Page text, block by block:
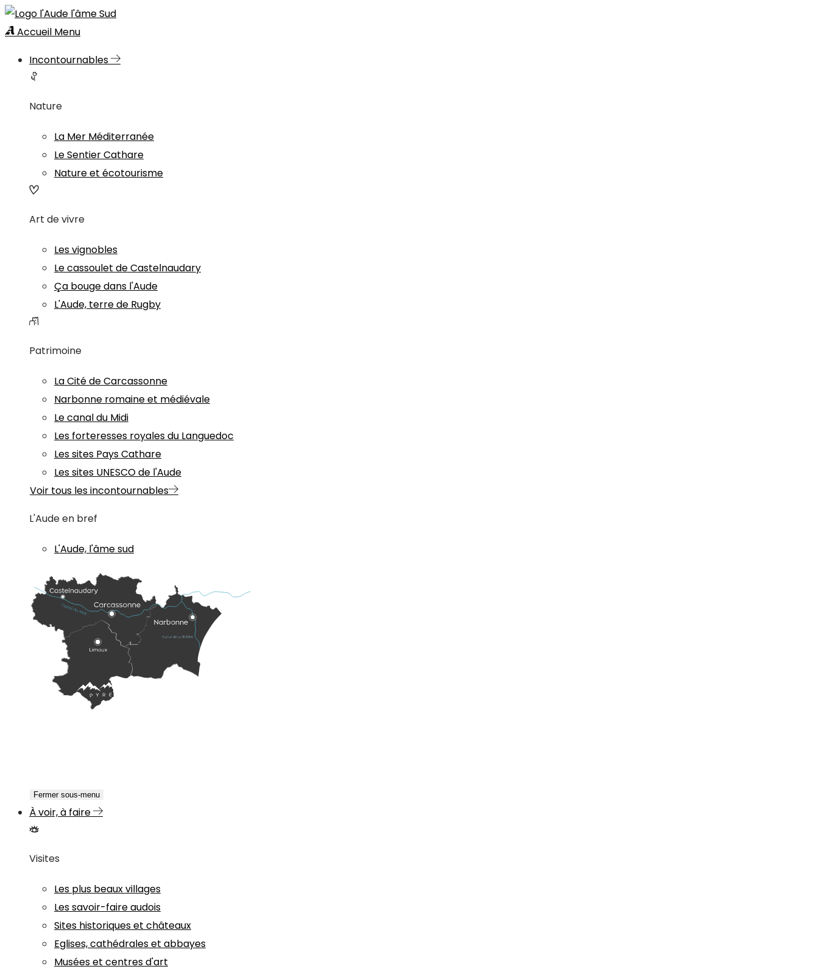
Accueil Menu
Incontournables
Nature
La Mer Méditerranée
Le Sentier Cathare
Nature et écotourisme
Art de vivre
Les vignobles
Le cassoulet de Castelnaudary
Ça bouge dans l'Aude
L'Aude, terre de Rugby
Patrimoine
La Cité de Carcassonne
Narbonne romaine et médiévale
Le canal du Midi
Les forteresses royales du Languedoc
Les sites Pays Cathare
Les sites UNESCO de l'Aude
Voir tous les incontournables
L'Aude en bref
L'Aude, l'âme sud
Fermer sous-menu
À voir, à faire
Visites
Les plus beaux villages
Les savoir-faire audois
Sites historiques et châteaux
Eglises, cathédrales et abbayes
Musées et centres d'art